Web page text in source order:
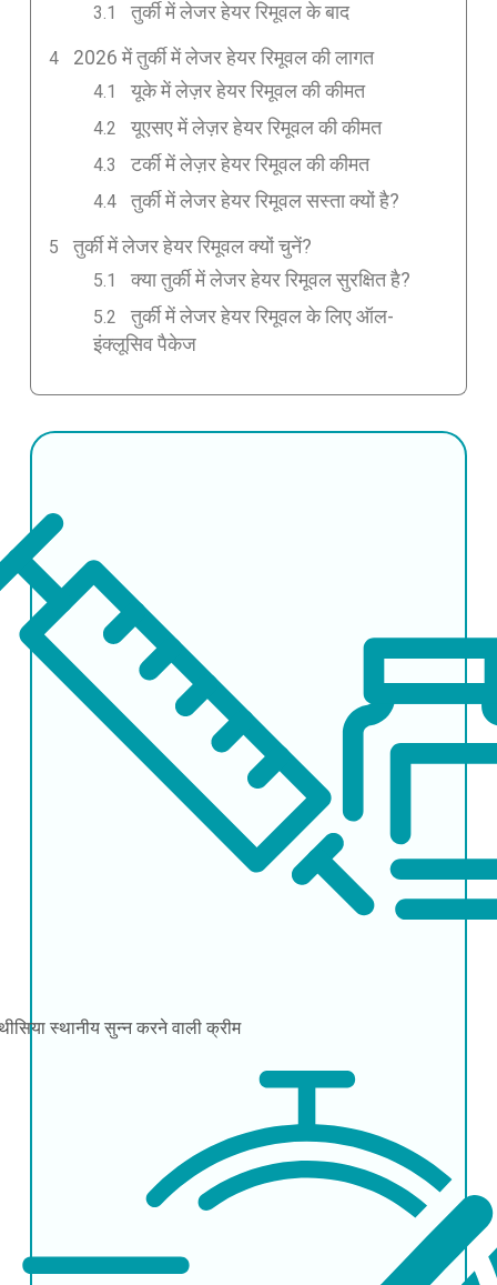
तुर्की में लेजर हेयर रिमूवल के बाद
2026 में तुर्की में लेजर हेयर रिमूवल की लागत
यूके में लेज़र हेयर रिमूवल की कीमत
यूएसए में लेज़र हेयर रिमूवल की कीमत
टर्की में लेज़र हेयर रिमूवल की कीमत
तुर्की में लेजर हेयर रिमूवल सस्ता क्यों है?
तुर्की में लेजर हेयर रिमूवल क्यों चुनें?
क्या तुर्की में लेजर हेयर रिमूवल सुरक्षित है?
तुर्की में लेजर हेयर रिमूवल के लिए ऑल-
इंक्लूसिव पैकेज
स्थानीय सुन्न करने वाली क्रीम